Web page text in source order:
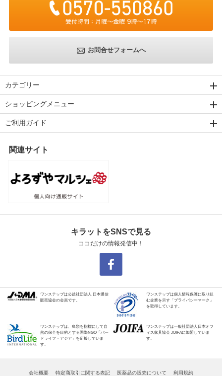
お問合せフォームへ
カテゴリー
ショッピングメニュー
ご利用ガイド
関連サイト
キラットをSNSで見る
ココだけの情報発信中！
ワンステップは公益社団法人 日本通信
販売協会の会員です。
ワンステップは個人情報保護に取り組
む企業を示す「プライバシーマーク」
を取得しています。
ワンステップは、鳥類を指標にして自
然の保全を目的とする国際NGO「バー
ドライフ・アジア」を応援していま
す。
ワンステップは一般社団法人日本オフ
ィス家具協会 JOIFAに加盟していま
す。
会社概要 特定商取引に関する表記 医薬品の販売について 利用規約